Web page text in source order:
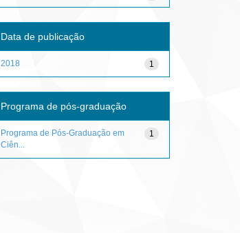
Data de publicação
1
2018
Programa de pós-graduação
1
Programa de Pós-Graduação em
Ciên...